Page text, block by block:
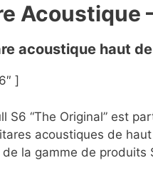
Acoustique
acoustique haut
]
S6 “The Original” est
acoustiques de
la gamme de produits